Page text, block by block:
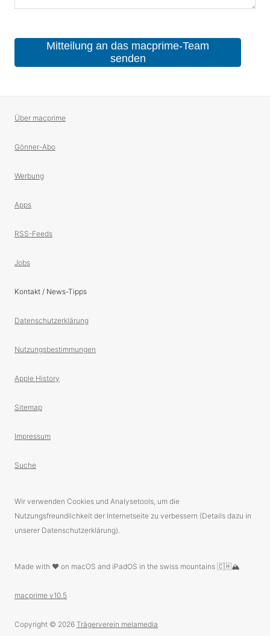
Mitteilung an das macprime-Team
senden
Über macprime
Gönner-Abo
Werbung
Apps
RSS-Feeds
Jobs
Kontakt / News-Tipps
Datenschutzerklärung
Nutzungsbestimmungen
Apple History
Sitemap
Impressum
Suche
Wir verwenden Cookies und Analysetools, um die
Nutzungsfreundlichkeit der Internetseite zu verbessern (Details dazu in
unserer Datenschutzerklärung).
Made with ❤️ on macOS and iPadOS in the swiss mountains 🇨🇭🏔
macprime v10.5
Copyright © 2026 Trägerverein melamedia